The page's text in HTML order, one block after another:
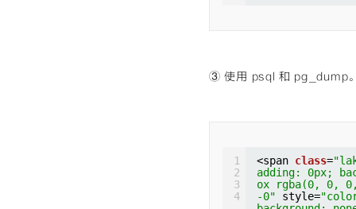
m<span class=
0, 0);">(</
margin: 0px;
ng-box
t"
style=
③ 使用 psql 和 pg_dump
1
2
3
4
<span class=
adding: 0px;
ox rgba(0, 0,
-0"
style=